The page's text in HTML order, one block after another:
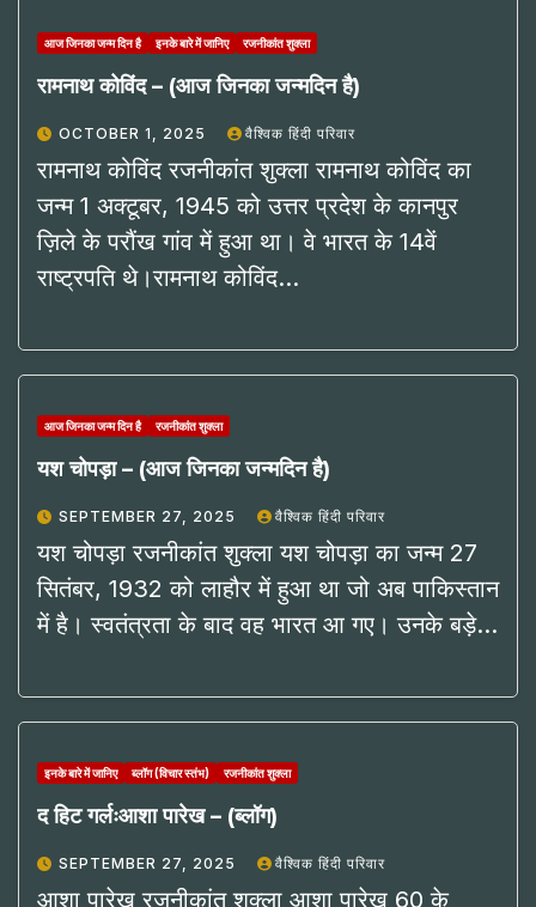
आज जिनका जन्म दिन है इनके बारे में जानिए रजनीकांत शुक्ला
रामनाथ कोविंद – (आज जिनका जन्मदिन है)
OCTOBER 1, 2025 वैश्विक हिंदी परिवार
रामनाथ कोविंद रजनीकांत शुक्ला रामनाथ कोविंद का
जन्म 1 अक्टूबर, 1945 को उत्तर प्रदेश के कानपुर
ज़िले के परौंख गांव में हुआ था। वे भारत के 14वें
राष्ट्रपति थे।रामनाथ कोविंद…
आज जिनका जन्म दिन है रजनीकांत शुक्ला
यश चोपड़ा – (आज जिनका जन्मदिन है)
SEPTEMBER 27, 2025 वैश्विक हिंदी परिवार
यश चोपड़ा रजनीकांत शुक्ला यश चोपड़ा का जन्म 27
सितंबर, 1932 को लाहौर में हुआ था जो अब पाकिस्तान
में है। स्वतंत्रता के बाद वह भारत आ गए। उनके बड़े…
इनके बारे में जानिए ब्लॉग (विचार स्तंभ) रजनीकांत शुक्ला
द हिट गर्लःआशा पारेख – (ब्लॉग)
SEPTEMBER 27, 2025 वैश्विक हिंदी परिवार
आशा पारेख रजनीकांत शुक्ला आशा पारेख 60 के